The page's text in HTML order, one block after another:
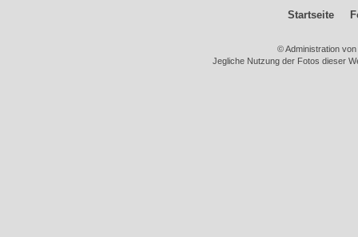
Startseite
© Administration
Jegliche Nutzung der Fotos dieser